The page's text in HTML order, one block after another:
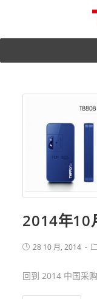
2014年10
28 10 月, 2014
回到 2014 中国采